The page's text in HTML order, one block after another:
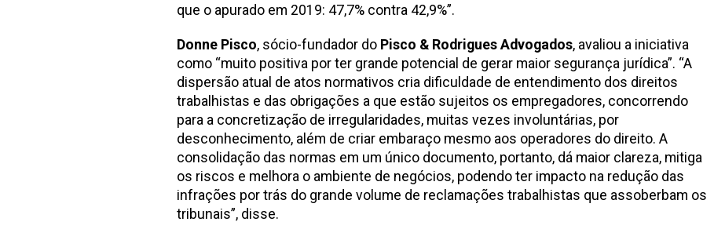
que o apurado em 2019: 47,7% contra 42,9%”.
Donne Pisco, sócio-fundador do Pisco & Rodrigues Advogados, avaliou a iniciativa
como “muito positiva por ter grande potencial de gerar maior segurança jurídica”. “A
dispersão atual de atos normativos cria dificuldade de entendimento dos direitos
trabalhistas e das obrigações a que estão sujeitos os empregadores, concorrendo
para a concretização de irregularidades, muitas vezes involuntárias, por
desconhecimento, além de criar embaraço mesmo aos operadores do direito. A
consolidação das normas em um único documento, portanto, dá maior clareza, mitiga
os riscos e melhora o ambiente de negócios, podendo ter impacto na redução das
infrações por trás do grande volume de reclamações trabalhistas que assoberbam os
tribunais”, disse.